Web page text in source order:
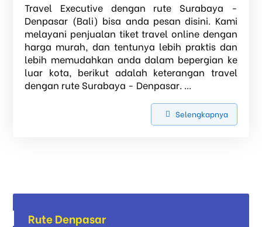
Travel Executive dengan rute Surabaya -
Denpasar (Bali) bisa anda pesan disini. Kami
melayani penjualan tiket travel online dengan
harga murah, dan tentunya lebih praktis dan
lebih memudahkan anda dalam bepergian ke
luar kota, berikut adalah keterangan travel
dengan rute Surabaya - Denpasar. ...
Selengkapnya
Rute Denpasar